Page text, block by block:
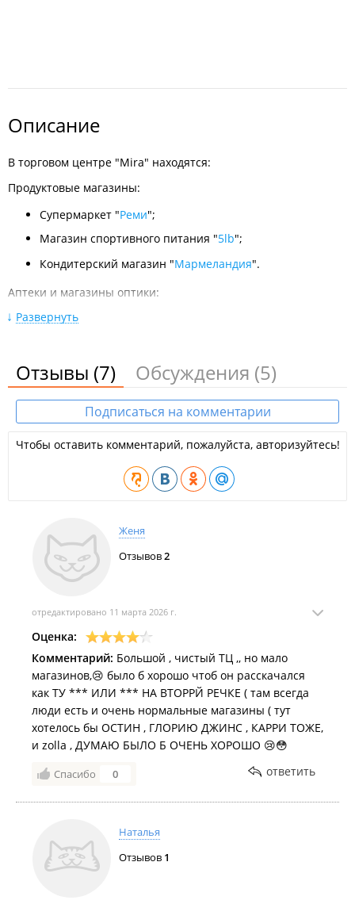
Описание
В торговом центре "Mira" находятся:
Продуктовые магазины:
Супермаркет "Реми";
Магазин спортивного питания "5lb";
Кондитерский магазин "Мармеландия".
Аптеки и магазины оптики:
Аптека "
Магазины одежды и нижнего белья:
Магазин женской одежды "Via Moda";
Магазин женской одежды "Эфилайн";
Магазин мужской одежды "Enriko Rosseti";
Магазин мужской одежды " Navigare
Магазин мужской одежды "
Магазин мужской одежды "
Магазин одежды "
Ювелирные магазины:
Ювелирный магазин "
​Магазины товаров для дома и цветочные магазины:
Магазин товаров для дома "Домовид ";
Цветочный магазин "Подари Цветы ".
Магазины техники:
Магазин техники "
Магазины косметики и парфюмерии:
Магазин парфюмерии и косметики "
Магазин парфюмерии "
Развернуть
Отзывы (7) Обсуждения (5)
Подписаться на комментарии
Чтобы оставить комментарий, пожалуйста, авторизуйтесь!
Женя
Отзывов2
отредактировано 11 марта 2026 г.
Оценка:
Комментарий: Большой , чистый ТЦ ,, но мало
магазинов,😢 было б хорошо чтоб он расскачался
как ТУ *** ИЛИ *** НА ВТОРРЙ РЕЧКЕ ( там всегда
люди есть и очень нормальные магазины ( тут
хотелось бы ОСТИН , ГЛОРИЮ ДЖИНС , КАРРИ ТОЖЕ,
и zolla , ДУМАЮ БЫЛО Б ОЧЕНЬ ХОРОШО 😢😳
Спасибо 0 ответить
Наталья
Отзывов 1